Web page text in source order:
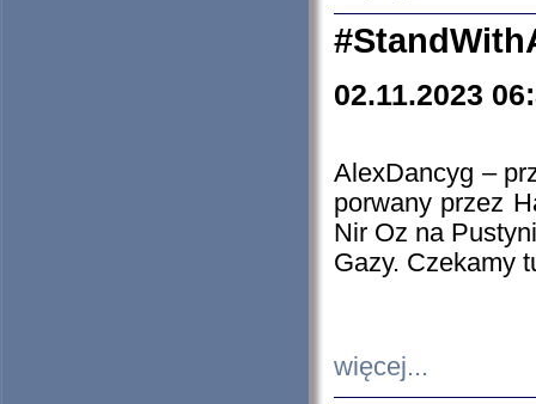
02.11.2023
AlexDancyg –
porwany przez
Nir Oz na
Gazy. Czekamy
więcej...